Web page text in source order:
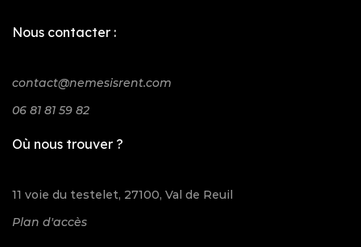
Nous contacter :
contact@nemesisrent.com
06 81 81 59 82
Où nous trouver ?
11 voie du testelet, 27100, Val de Reuil
Plan d'accès